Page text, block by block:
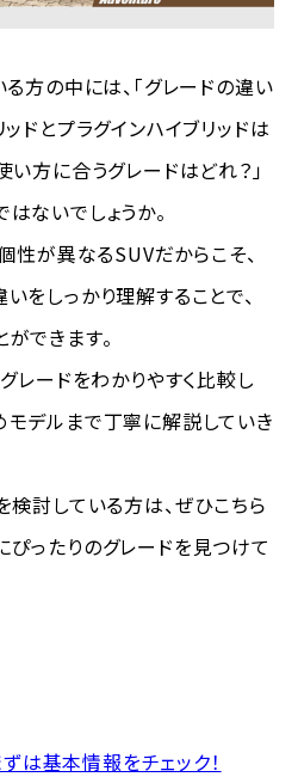
方の中には、「グレードの違い
ッドとプラグインハイブリッドは
い方に合うグレードはどれ？」
ないでしょうか。
性が異なるSUVだからこそ、
をしっかり理解することで、
できます。
レードをわかりやすく比較し
モデルまで丁寧に解説していき
討している方は、ぜひこちら
ったりのグレードを見つけて
は基本情報をチェック！